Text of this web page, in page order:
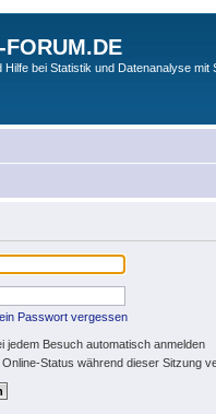
FORUM.DE
Hilfe bei Statistik und Datenanalyse mit
Passwort vergessen
jedem Besuch automatisch anmelden
Online-Status während dieser Sitzung